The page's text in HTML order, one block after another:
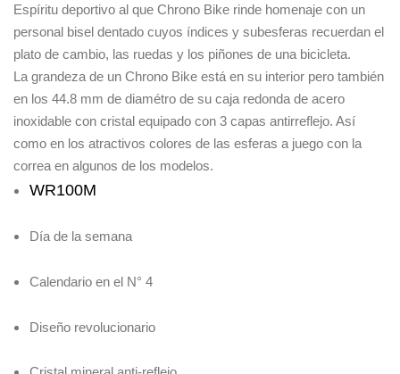
Espíritu deportivo al que Chrono Bike rinde homenaje con un
personal bisel dentado cuyos índices y subesferas recuerdan el
plato de cambio, las ruedas y los piñones de una bicicleta.
La grandeza de un Chrono Bike está en su interior pero también
en los 44.8 mm de diamétro de su caja redonda de acero
inoxidable con cristal equipado con 3 capas antirreflejo. Así
como en los atractivos colores de las esferas a juego con la
correa en algunos de los modelos.
WR100M
Día de la semana
Calendario en el N° 4
Diseño revolucionario